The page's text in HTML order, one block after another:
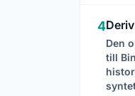
4Deriv
Den
till